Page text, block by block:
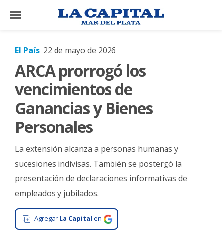
×
El
El
Mundo
La
Cultura
Tecnología
Gastronomía
Salud
Interés
El País 22 de mayo de 2026
ARCA prorrogó los
vencimientos de
Ganancias y Bienes
Personales
La extensión alcanza a personas humanas y
sucesiones indivisas. También se postergó la
presentación de declaraciones informativas de
empleados y jubilados.
Agregar La Capital en